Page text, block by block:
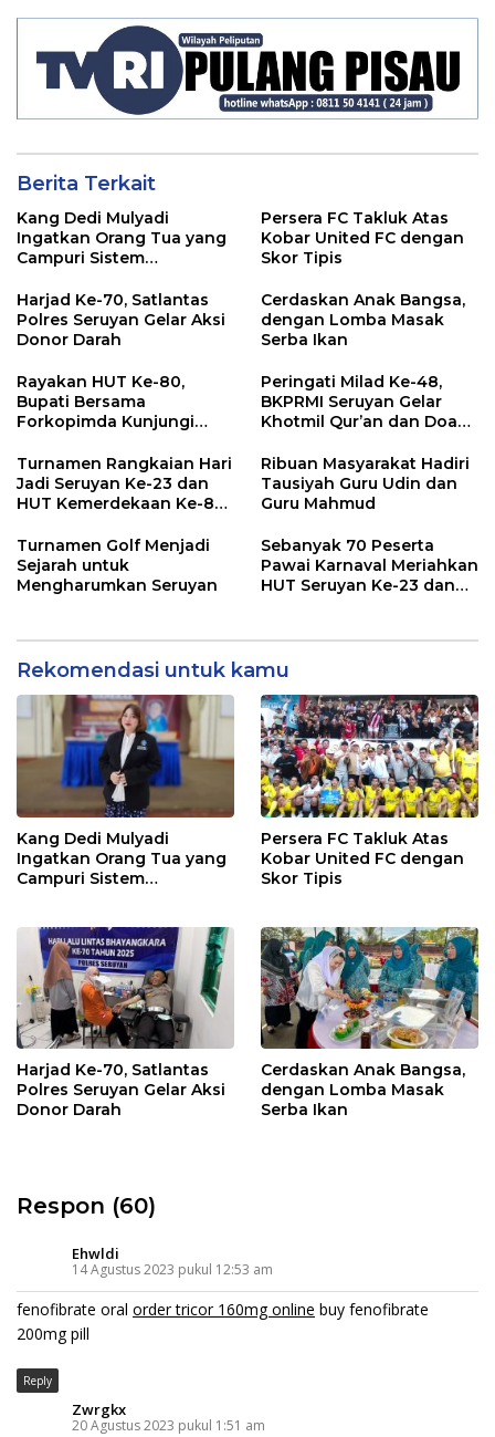
Berita Terkait
Kang Dedi Mulyadi
Ingatkan Orang Tua yang
Campuri Sistem
Antara Hak, Batas, dan
Etika Hukum Pendidikan
Persera FC Takluk Atas
Kobar United FC dengan
Skor Tipis
Harjad Ke-70, Satlantas
Polres Seruyan Gelar Aksi
Donor Darah
Cerdaskan Anak Bangsa,
dengan Lomba Masak
Serba Ikan
Rayakan HUT Ke-80,
Bupati Bersama
Forkopimda Kunjungi
Peringati Milad Ke-48,
BKPRMI Seruyan Gelar
Khotmil Qur’an dan Doa
Turnamen Rangkaian Hari
Jadi Seruyan Ke-23 dan
HUT Kemerdekaan Ke-80
Ribuan Masyarakat Hadiri
Tausiyah Guru Udin dan
Guru Mahmud
Turnamen Golf Menjadi
Sejarah untuk
Mengharumkan Seruyan
Sebanyak 70 Peserta
Pawai Karnaval Meriahkan
HUT Seruyan Ke-23 dan
Rekomendasi untuk kamu
Kang Dedi Mulyadi
Ingatkan Orang Tua yang
Campuri Sistem
Etika Hukum Pendidikan
Persera FC Takluk Atas
Kobar United FC dengan
Skor Tipis
Harjad Ke-70, Satlantas
Polres Seruyan Gelar Aksi
Donor Darah
Cerdaskan Anak Bangsa,
dengan Lomba Masak
Serba Ikan
Respon (60)
Ehwldi
14 Agustus 2023 pukul 12:53 am
fenofibrate oral order tricor 160mg online buy fenofibrate
200mg pill
Reply
Zwrgkx
20 Agustus 2023 pukul 1:51 am